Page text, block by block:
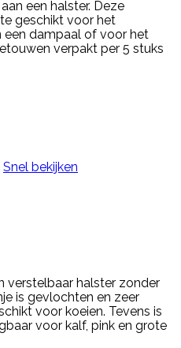
een halster. Deze
geschikt voor het
een dampaal of voor het
verpakt per 5 stuks
Snel bekijken
verstelbaar halster zonder
is gevlochten en zeer
voor koeien. Tevens is
voor kalf, pink en grote